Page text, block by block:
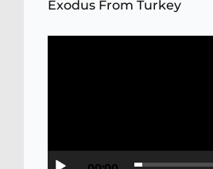
Exodus From Turkey